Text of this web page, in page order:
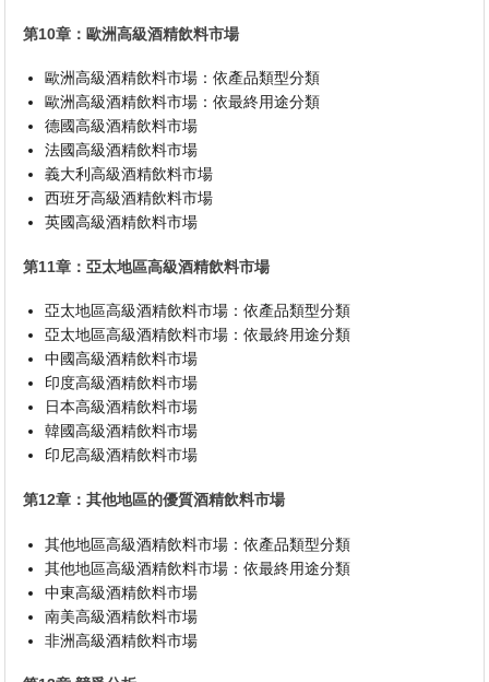
第10章：歐洲高級酒精飲料市場
歐洲高級酒精飲料市場：依產品類型分類
歐洲高級酒精飲料市場：依最終用途分類
德國高級酒精飲料市場
法國高級酒精飲料市場
義大利高級酒精飲料市場
西班牙高級酒精飲料市場
英國高級酒精飲料市場
第11章：亞太地區高級酒精飲料市場
亞太地區高級酒精飲料市場：依產品類型分類
亞太地區高級酒精飲料市場：依最終用途分類
中國高級酒精飲料市場
印度高級酒精飲料市場
日本高級酒精飲料市場
韓國高級酒精飲料市場
印尼高級酒精飲料市場
第12章：其他地區的優質酒精飲料市場
其他地區高級酒精飲料市場：依產品類型分類
其他地區高級酒精飲料市場：依最終用途分類
中東高級酒精飲料市場
南美高級酒精飲料市場
非洲高級酒精飲料市場